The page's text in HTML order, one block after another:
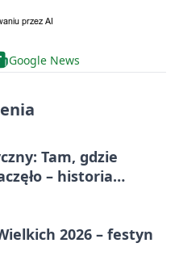
Google News
Tam, gdzie
– historia
2026 – festyn